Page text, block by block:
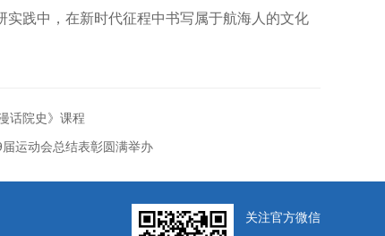
践中，在新时代征程中书写属于航海人的文化
话院史》课程
运动会总结表彰圆满举办
关注官方微信